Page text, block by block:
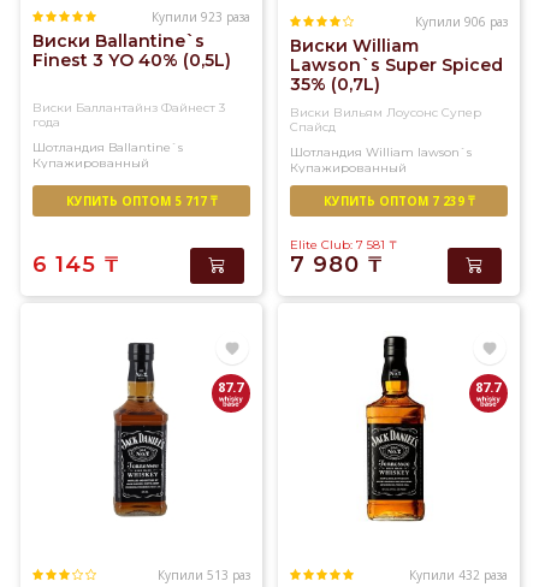
Купили 923 раза
Виски Ballantine`s
Finest 3 YO 40% (0,5L)
Виски Баллантайнз Файнест 3
года
Шотландия Ballantine`s
Купажированный
КУПИТЬ ОПТОМ 5 717 ₸
6 145 ₸
Купили 906 раз
Виски William
Lawson`s Super Spiced
35% (0,7L)
Виски Вильям Лоусонс Супер
Спайсд
Шотландия William lawson`s
Купажированный
КУПИТЬ ОПТОМ 7 239 ₸
Elite Club: 7 581 ₸
7 980 ₸
87.7
Купили 513 раз
87.7
Купили 432 раза